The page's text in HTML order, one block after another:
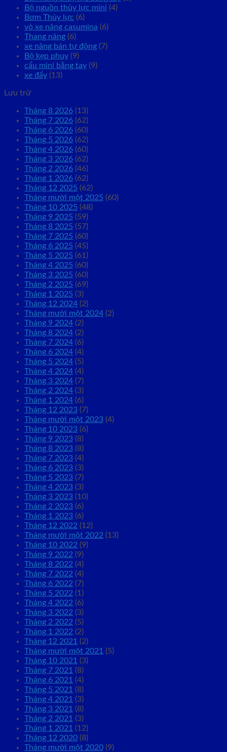
Bộ nguồn thủy lực mini (4)
Bơm Thủy lực (6)
vỏ xe nâng casumina (6)
Thang nâng (6)
xe nâng bán tự động (7)
Bộ kẹp phuy (9)
cẩu mini bằng tay (9)
xe đẩy (13)
Lưu trữ
Tháng 8 2026 (13)
Tháng 7 2026 (62)
Tháng 6 2026 (60)
Tháng 5 2026 (62)
Tháng 4 2026 (60)
Tháng 3 2026 (62)
Tháng 2 2026 (46)
Tháng 1 2026 (62)
Tháng 12 2025 (62)
Tháng mười một 2025 (60)
Tháng 10 2025 (48)
Tháng 9 2025 (59)
Tháng 8 2025 (57)
Tháng 7 2025 (60)
Tháng 6 2025 (45)
Tháng 5 2025 (61)
Tháng 4 2025 (60)
Tháng 3 2025 (60)
Tháng 2 2025 (69)
Tháng 1 2025 (3)
Tháng 12 2024 (2)
Tháng mười một 2024 (2)
Tháng 9 2024 (2)
Tháng 8 2024 (2)
Tháng 7 2024 (6)
Tháng 6 2024 (4)
Tháng 5 2024 (5)
Tháng 4 2024 (4)
Tháng 3 2024 (7)
Tháng 2 2024 (3)
Tháng 1 2024 (6)
Tháng 12 2023 (7)
Tháng mười một 2023 (4)
Tháng 10 2023 (6)
Tháng 9 2023 (8)
Tháng 8 2023 (8)
Tháng 7 2023 (4)
Tháng 6 2023 (3)
Tháng 5 2023 (7)
Tháng 4 2023 (3)
Tháng 3 2023 (10)
Tháng 2 2023 (6)
Tháng 1 2023 (6)
Tháng 12 2022 (12)
Tháng mười một 2022 (13)
Tháng 10 2022 (9)
Tháng 9 2022 (9)
Tháng 8 2022 (4)
Tháng 7 2022 (4)
Tháng 6 2022 (7)
Tháng 5 2022 (1)
Tháng 4 2022 (6)
Tháng 3 2022 (3)
Tháng 2 2022 (5)
Tháng 1 2022 (2)
Tháng 12 2021 (2)
Tháng mười một 2021 (5)
Tháng 10 2021 (3)
Tháng 7 2021 (8)
Tháng 6 2021 (4)
Tháng 5 2021 (8)
Tháng 4 2021 (3)
Tháng 3 2021 (8)
Tháng 2 2021 (3)
Tháng 1 2021 (12)
Tháng 12 2020 (8)
Tháng mười một 2020 (9)